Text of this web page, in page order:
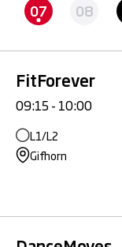
07 08
FitForever
09:15 - 10:00
L1/L2
Gifhorn